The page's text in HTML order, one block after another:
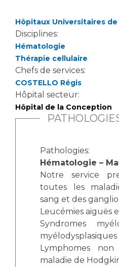
Hôpitaux Universitaires
Disciplines:
Hématologie
Thérapie cellulaire
Chefs de services:
COSTELLO Régis
Hôpital secteur:
Hôpital de la Conception
Pathologies:
Hématologie –
Notre service
toutes les
sang et des
Leucémies aiguës
Syndromes
myélodysplasiques
Lymphomes
maladie de